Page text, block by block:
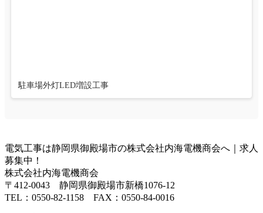
駐車場外灯LED増設工事
電気工事は静岡県御殿場市の株式会社内海電機商会へ｜求人
募集中！
株式会社内海電機商会
〒412-0043 静岡県御殿場市新橋1076-12
TEL：0550-82-1158 FAX：0550-84-0016